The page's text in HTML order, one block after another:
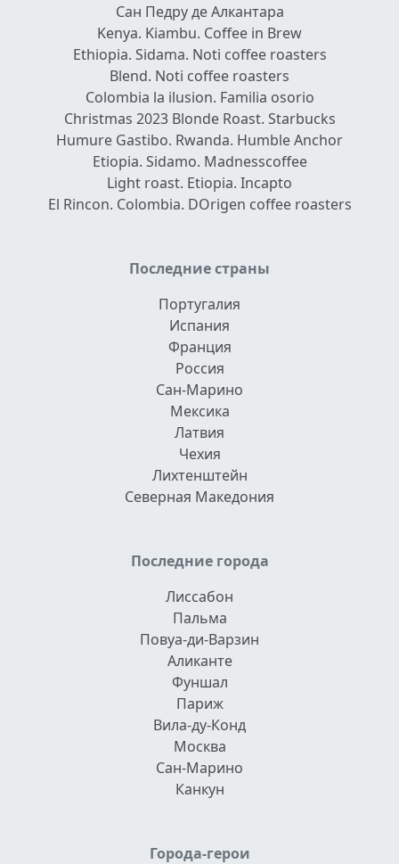
Сан Педру де Алкантара
Kenya. Kiambu. Coffee in Brew
Ethiopia. Sidama. Noti coffee roasters
Blend. Noti coffee roasters
Colombia la ilusion. Familia osorio
Christmas 2023 Blonde Roast. Starbucks
Humure Gastibo. Rwanda. Humble Anchor
Etiopia. Sidamo. Madnesscoffee
Light roast. Etiopia. Incapto
El Rincon. Colombia. DOrigen coffee roasters
Последние страны
Португалия
Испания
Франция
Россия
Сан-Марино
Мексика
Латвия
Чехия
Лихтенштейн
Северная Македония
Последние города
Лиссабон
Пальма
Повуа-ди-Варзин
Аликанте
Фуншал
Париж
Вила-ду-Конд
Москва
Сан-Марино
Канкун
Города-герои